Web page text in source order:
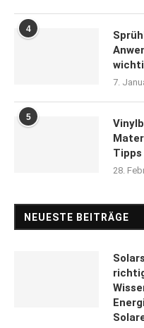
4
7.
5
28.
NEUESTE BEITRÄGE